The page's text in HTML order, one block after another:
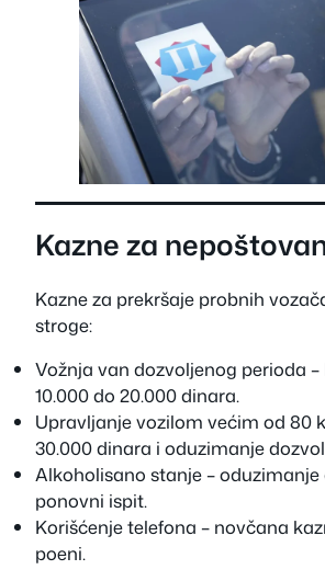
Kazne za
Kazne za prekršaje probnih
stroge:
Vožnja van dozvoljenog perioda –
10.000 do 20.000 dinara.
Upravljanje vozilom većim od 80
30.000 dinara i oduzimanje
Alkoholisano stanje – oduzimanje
ponovni ispit.
Korišćenje telefona – novčana
poeni.